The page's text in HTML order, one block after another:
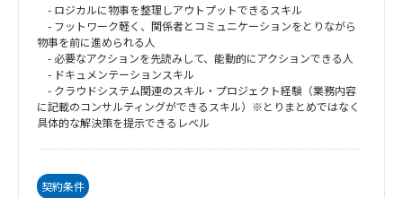
- ロジカルに物事を整理しアウトプットできるスキル
- フットワーク軽く、関係者とコミュニケーションをとりながら
物事を前に進められる人
- 必要なアクションを先読みして、能動的にアクションできる人
- ドキュメンテーションスキル
- クラウドシステム関連のスキル・プロジェクト経験（業務内容
に記載のコンサルティングができるスキル）※とりまとめではなく
具体的な解決策を提示できるレベル
契約条件